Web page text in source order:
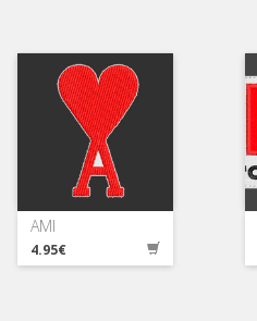
AMI
4.95€